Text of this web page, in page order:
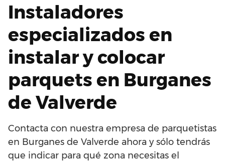
Instaladores
especializados en
instalar y colocar
parquets en Burganes
de Valverde
Contacta con nuestra empresa de parquetistas
en Burganes de Valverde ahora y sólo tendrás
que indicar para qué zona necesitas el